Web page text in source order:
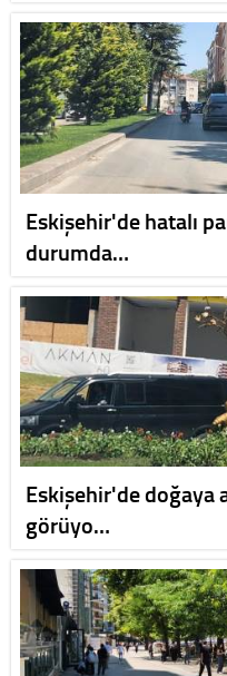
Eskişehir'de hatalı
durumda…
Eskişehir'de doğaya
görüyo…